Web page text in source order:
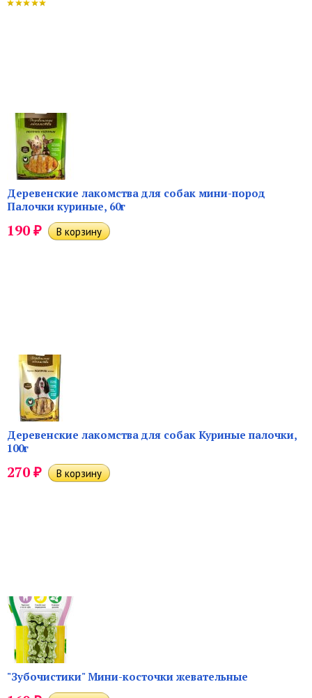
Деревенские лакомства для собак мини-пород
Палочки куриные, 60г
190₽
Деревенские лакомства для собак Куриные палочки,
100г
270₽
"Зубочистики" Мини-косточки жевательные